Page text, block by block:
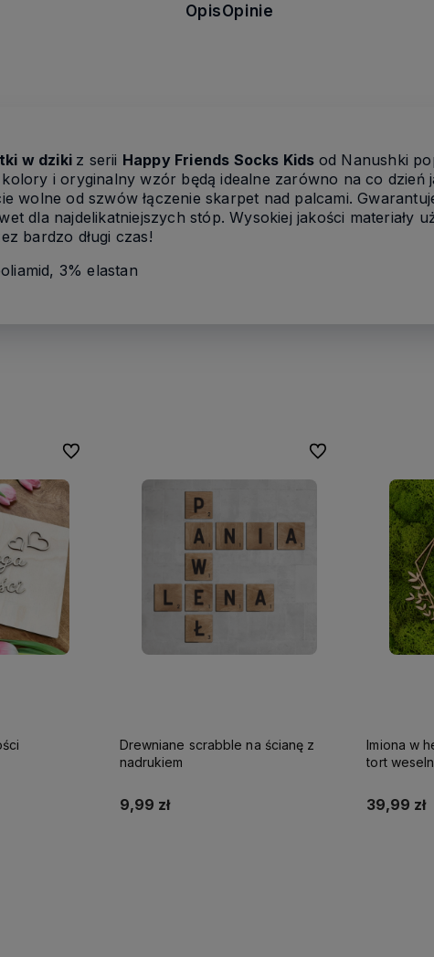
OpisOpinie
w dziki z serii Happy Friends Socks Kids od Nanushki
i oryginalny wzór będą idealne zarówno na co dzień
wolne od szwów łączenie skarpet nad palcami.
dla najdelikatniejszych stóp. Wysokiej jakości materiały
bardzo długi czas!
3% elastan
Do ulubionych
Drewniane scrabble na ścianę z
nadrukiem
9,99 zł
Do ulubionych
Imiona w
tort
39,99 zł